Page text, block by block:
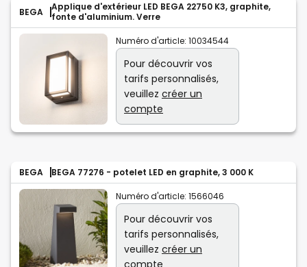
BEGA
Applique d'extérieur LED BEGA 22750 K3, graphite,
fonte d'aluminium. Verre
Numéro d'article: 10034544
Pour découvrir vos
tarifs personnalisés,
veuillez créer un
compte
BEGA BEGA 77276 - potelet LED en graphite, 3 000 K
Numéro d'article: 1566046
Pour découvrir vos
tarifs personnalisés,
veuillez créer un